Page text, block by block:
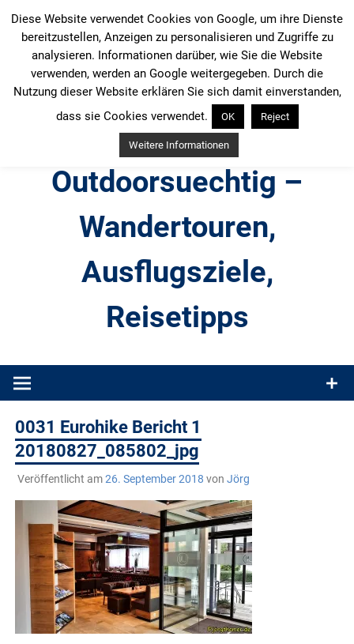
Inhalt
springen
Outdoorsuechtig –
Wandertouren,
Ausflugsziele,
Reisetipps
Produkttests und Buchrezensionen. Ein Blog für alle, die gern
0031 Eurohike Bericht 1
20180827_085802_jpg
Veröffentlicht am26. September 2018 von Jörg
Diese Website verwendet Cookies von Google, um ihre Dienste
bereitzustellen, Anzeigen zu personalisieren und Zugriffe zu
analysieren. Informationen darüber, wie Sie die Website
verwenden, werden an Google weitergegeben. Durch die
Nutzung dieser Website erklären Sie sich damit einverstanden,
dass sie Cookies verwendet.
OK Reject
Weitere Informationen